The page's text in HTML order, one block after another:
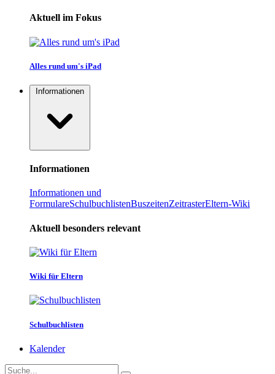
Aktuell im Fokus
Alles rund um's iPad
Informationen
Informationen
Informationen und
FormulareSchulbuchlistenBuszeitenZeitrasterEltern-Wiki
Aktuell besonders relevant
Wiki für Eltern
Schulbuchlisten
Kalender